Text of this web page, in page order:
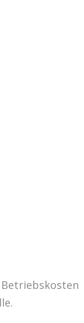
Betriebskosten